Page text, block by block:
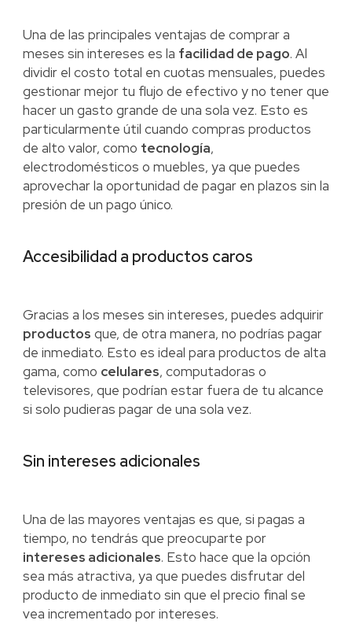
Una de las principales ventajas de comprar a
meses sin intereses es la facilidad de pago. Al
dividir el costo total en cuotas mensuales, puedes
gestionar mejor tu flujo de efectivo y no tener que
hacer un gasto grande de una sola vez. Esto es
particularmente útil cuando compras productos
de alto valor, como tecnología,
electrodomésticos o muebles, ya que puedes
aprovechar la oportunidad de pagar en plazos sin la
presión de un pago único.
Accesibilidad a productos caros
Gracias a los meses sin intereses, puedes adquirir
productos que, de otra manera, no podrías pagar
de inmediato. Esto es ideal para productos de alta
gama, como celulares, computadoras o
televisores, que podrían estar fuera de tu alcance
si solo pudieras pagar de una sola vez.
Sin intereses adicionales
Una de las mayores ventajas es que, si pagas a
tiempo, no tendrás que preocuparte por
intereses adicionales. Esto hace que la opción
sea más atractiva, ya que puedes disfrutar del
producto de inmediato sin que el precio final se
vea incrementado por intereses.